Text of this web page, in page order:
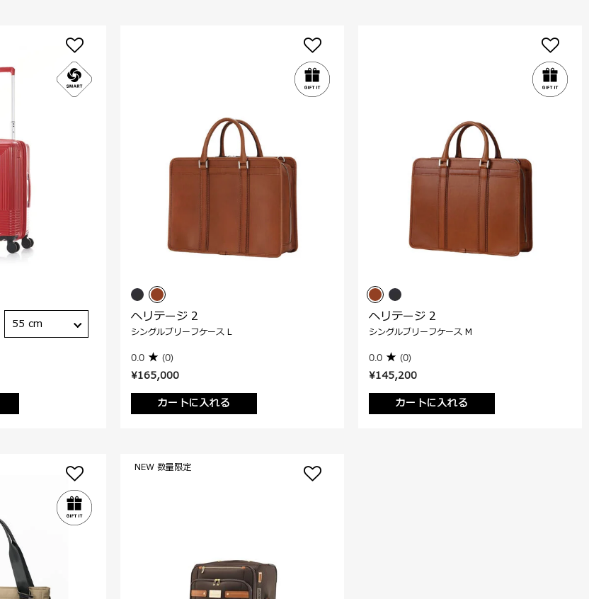
55 cm
¥165,000
カートに入れる
ヘリテージ 2
シングルブリーフケース L
0.0 (0)
¥145,200
カートに入れる
ヘリテージ 2
シングルブリーフケース M
0.0 (0)
NEW 数量限定